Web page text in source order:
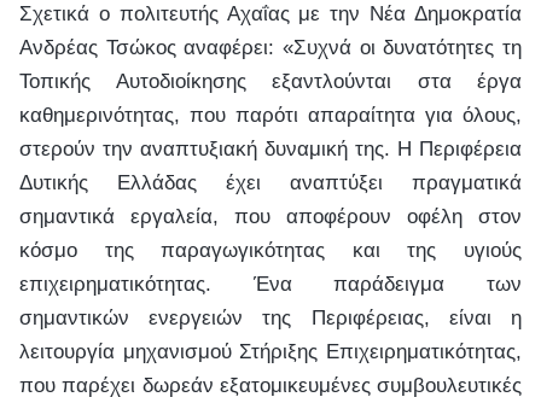
Σχετικά ο πολιτευτής Αχαΐας με την Νέα Δημοκρατία
Ανδρέας Τσώκος αναφέρει: «Συχνά οι δυνατότητες τη
Τοπικής Αυτοδιοίκησης εξαντλούνται στα έργα
καθημερινότητας, που παρότι απαραίτητα για όλους,
στερούν την αναπτυξιακή δυναμική της. Η Περιφέρεια
Δυτικής Ελλάδας έχει αναπτύξει πραγματικά
σημαντικά εργαλεία, που αποφέρουν οφέλη στον
κόσμο της παραγωγικότητας και της υγιούς
επιχειρηματικότητας. Ένα παράδειγμα των
σημαντικών ενεργειών της Περιφέρειας, είναι η
λειτουργία μηχανισμού Στήριξης Επιχειρηματικότητας,
που παρέχει δωρεάν εξατομικευμένες συμβουλευτικές